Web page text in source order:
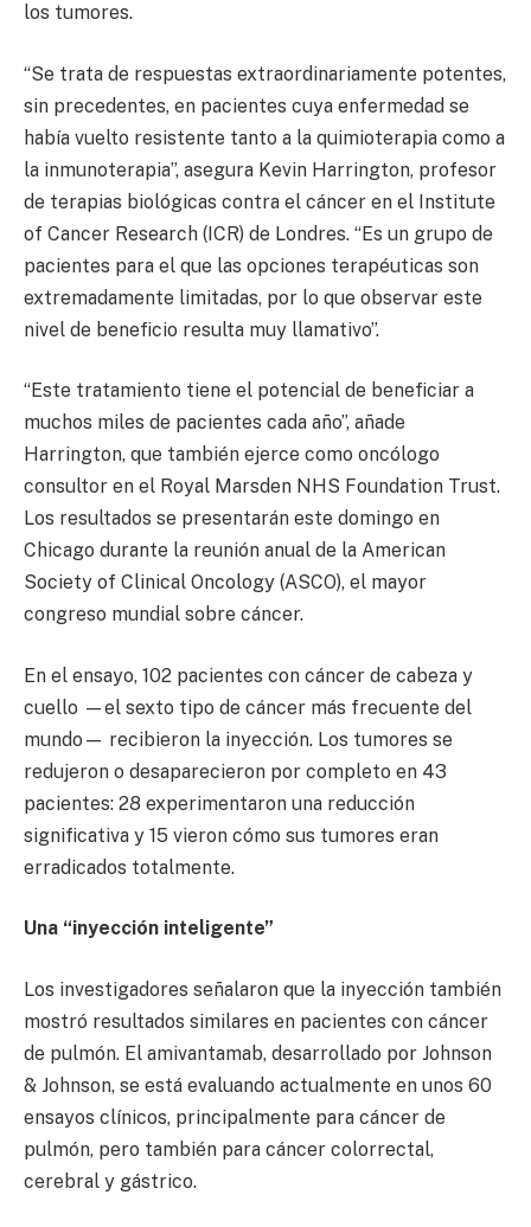
los tumores.
“Se trata de respuestas extraordinariamente potentes,
sin precedentes, en pacientes cuya enfermedad se
había vuelto resistente tanto a la quimioterapia como a
la inmunoterapia”, asegura Kevin Harrington, profesor
de terapias biológicas contra el cáncer en el Institute
of Cancer Research (ICR) de Londres. “Es un grupo de
pacientes para el que las opciones terapéuticas son
extremadamente limitadas, por lo que observar este
nivel de beneficio resulta muy llamativo”.
“Este tratamiento tiene el potencial de beneficiar a
muchos miles de pacientes cada año”, añade
Harrington, que también ejerce como oncólogo
consultor en el Royal Marsden NHS Foundation Trust.
Los resultados se presentarán este domingo en
Chicago durante la reunión anual de la American
Society of Clinical Oncology (ASCO), el mayor
congreso mundial sobre cáncer.
En el ensayo, 102 pacientes con cáncer de cabeza y
cuello —el sexto tipo de cáncer más frecuente del
mundo— recibieron la inyección. Los tumores se
redujeron o desaparecieron por completo en 43
pacientes: 28 experimentaron una reducción
significativa y 15 vieron cómo sus tumores eran
erradicados totalmente.
Una “inyección inteligente”
Los investigadores señalaron que la inyección también
mostró resultados similares en pacientes con cáncer
de pulmón. El amivantamab, desarrollado por Johnson
& Johnson, se está evaluando actualmente en unos 60
ensayos clínicos, principalmente para cáncer de
pulmón, pero también para cáncer colorrectal,
cerebral y gástrico.